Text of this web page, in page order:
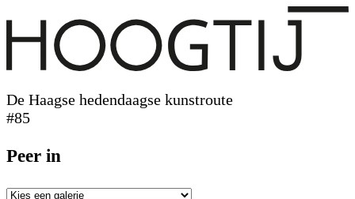
De Haagse hedendaagse kunstroute
#85
Peer in